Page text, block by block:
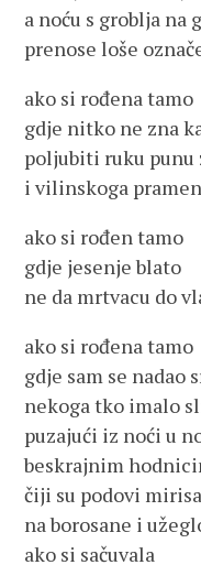
a noću s groblja na
prenose loše
ako si rođena tamo
gdje nitko ne zna
poljubiti ruku punu
i vilinskoga
ako si rođen tamo
gdje jesenje blato
ne da mrtvacu do
ako si rođena tamo
gdje sam se nadao
nekoga tko imalo
puzajući iz noći u
beskrajnim
čiji su podovi
na borosane i
ako si sačuvala